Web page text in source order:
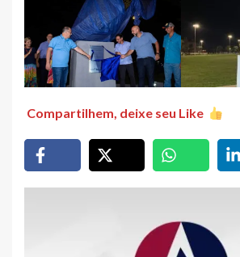
Compartilhem, deixe seu Like